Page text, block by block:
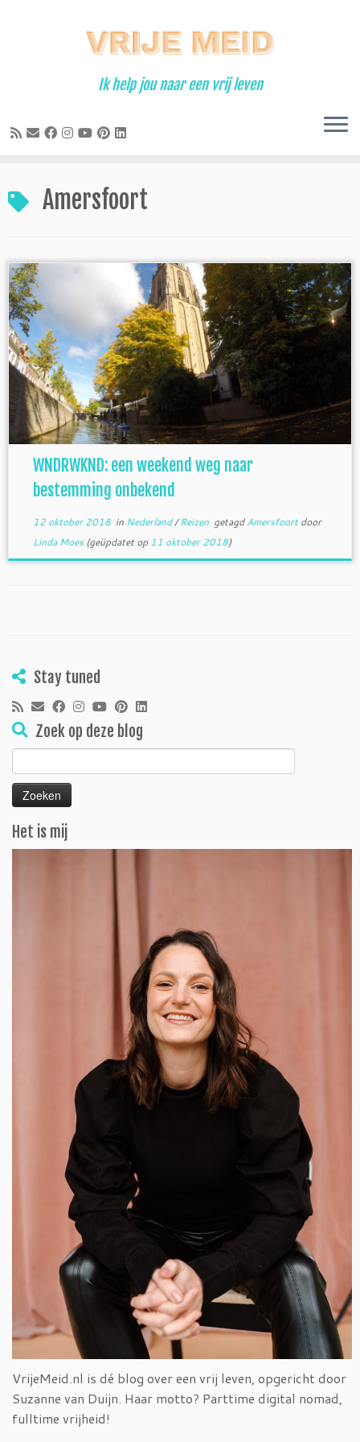
Ik help jou naar een vrij leven
Amersfoort
WNDRWKND: een weekend weg naar
bestemming onbekend
12 oktober 2018in Nederland/Reizen getagdAmersfoortdoor
Linda Moes(geüpdatet op 11 oktober 2018)
Stay tuned
Zoek op deze blog
Zoeken
naar:
Het is mij
VrijeMeid.nl is dé blog over een vrij leven, opgericht door
Suzanne van Duijn. Haar motto? Parttime digital nomad,
fulltime vrijheid!